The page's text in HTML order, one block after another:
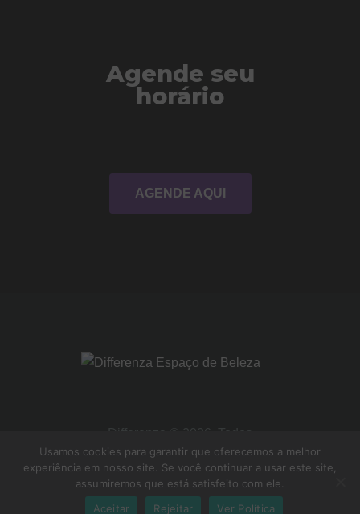
Agende seu
horário
AGENDE AQUI
Differenza © 2026. Todos
os direitos Reservados
Usamos cookies para garantir que oferecemos a melhor
experiência em nosso site. Se você continuar a usar este site,
assumiremos que está satisfeito com ele.
Aceitar
Rejeitar Ver Política